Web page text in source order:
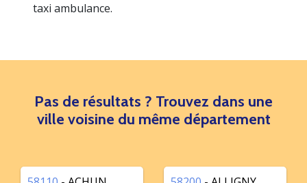
taxi ambulance.
Pas de résultats ? Trouvez dans une
ville voisine du même département